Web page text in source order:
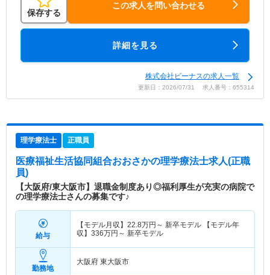
保存する
この求人を問い合わせる
詳細を見る
株式会社ビーナスの求人一覧
更新日：2026/07/31 求人番号：655314
理学療法士 正職員
医療福祉生活協同組合おおさかの理学療法士求人(正職
員)
【大阪府/東大阪市】退職金制度あり◎福利厚生が充実の病院で
の理学療法士さんの募集です♪
給与
【モデル月収】 22.8万円～ 新卒モデル 【モデル年
収】 336万円～ 新卒モデル
勤務地
大阪府 東大阪市